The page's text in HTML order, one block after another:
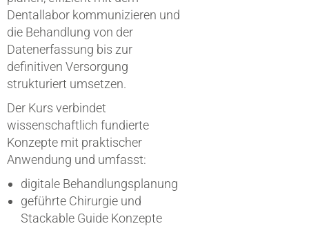
Dentallabor kommunizieren und
die Behandlung von der
Datenerfassung bis zur
definitiven Versorgung
strukturiert umsetzen.
Der Kurs verbindet
wissenschaftlich fundierte
Konzepte mit praktischer
Anwendung und umfasst:
digitale Behandlungsplanung
geführte Chirurgie und
Stackable Guide Konzepte